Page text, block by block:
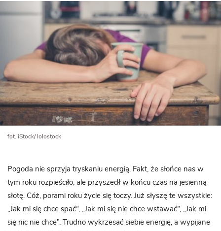
fot. iStock/ lolostock
Pogoda nie sprzyja tryskaniu energią. Fakt, że słońce nas w
tym roku rozpieściło, ale przyszedł w końcu czas na jesienną
słotę. Cóż, porami roku życie się toczy. Już słyszę te wszystkie:
„Jak mi się chce spać”, „Jak mi się nie chce wstawać”, „Jak mi
się nic nie chce”. Trudno wykrzesać siebie energię, a wypijane